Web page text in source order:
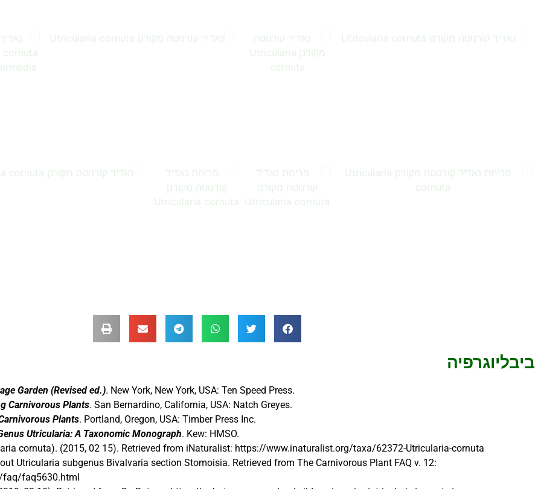
ביבליוגרפיה
Garden (Revised ed.). New York, New York, USA: Ten Speed Press.
Carnivorous Plants. San Bernardino, California, USA: Natch Greyes.
Plants. Portland, Oregon, USA: Timber Press Inc.
Utricularia: A Taxonomic Monograph. Kew: HMSO.
cornuta). (2015, 02 15). Retrieved from iNaturalist: https://www.inaturalist.org/taxa/62372-Utricularia-cornuta
Utricularia subgenus Bivalvaria section Stomoisia. Retrieved from The Carnivorous Plant FAQ v. 12:
faq5630.html